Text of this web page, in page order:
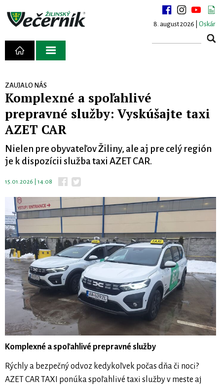
8. august 2026 | Oskár
ZAUJALO NÁS
Komplexné a spoľahlivé
prepravné služby: Vyskúšajte taxi
AZET CAR
Nielen pre obyvateľov Žiliny, ale aj pre celý región
je k dispozícii služba taxi AZET CAR.
15.01.2026 | 14:08
Komplexné a spoľahlivé prepravné služby
Rýchly a bezpečný odvoz kedykoľvek počas dňa či noci?
AZET CAR TAXI ponúka spoľahlivé taxi služby v meste aj